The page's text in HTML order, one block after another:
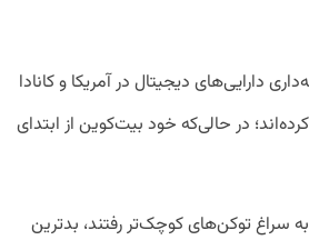
دارایی‌های دیجیتال در آمریکا و کانادا
تجربه‌ کرده‌اند؛ در حالی‌که خود بیت‌کوین از ابتدای
سراغ توکن‌های کوچک‌تر رفتند، بدترین